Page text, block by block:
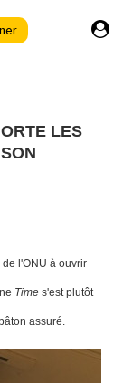
LES
l'ONU à ouvrir
Time s'est plutôt
assuré.